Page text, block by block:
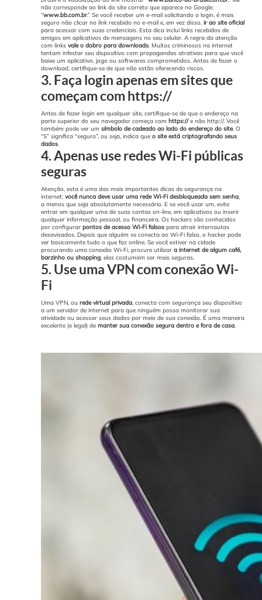
não corresponde ao link do site correto que aparece no Google:
“www.bb.com.br.” Se você receber um e-mail solicitando o login, é mais
seguro não clicar no link recebido no e-mail e, em vez disso, ir ao site oficial
para acessar com suas credenciais. Esta dica inclui links recebidos de
amigos em aplicativos de mensagens no seu celular. A regra da atenção
com links vale o dobro para downloads. Muitos criminosos na internet
tentam infestar seu dispositivo com propagandas atrativas para que você
baixe um aplicativo, jogo ou softwares comprometidos. Antes de fazer o
download, certifique-se de que não estão oferecendo riscos.
3. Faça login apenas em sites que
começam com https://
Antes de fazer login em qualquer site, certifique-se de que o endereço na
parte superior do seu navegador começa com https://e não http://. Você
também pode ver um símbolo de cadeado ao lado do endereço do site. O
“S” significa “seguro”, ou seja, indica que o site está criptografando seus
dados.
4. Apenas use redes Wi-Fi públicas
seguras
Atenção, esta é uma das mais importantes dicas de segurança na
internet: você nunca deve usar uma rede Wi-Fi desbloqueada sem senha,
a menos que seja absolutamente necessário. E se você usar um, evite
entrar em qualquer uma de suas contas on-line, em aplicativos ou inserir
qualquer informação pessoal, ou financeira. Os hackers são conhecidos
por configurar pontos de acesso Wi-Fi falsos para atrair internautas
desavisados. Depois que alguém se conecta ao Wi-Fi falso, o hacker pode
ver basicamente tudo o que faz online. Se você estiver na cidade
procurando uma conexão Wi-Fi, procure utilizar a internet de algum café,
barzinho ou shopping, elas costumam ser mais seguras.
5. Use uma VPN com conexão Wi-
Fi
Uma VPN, ou rede virtual privada, conecta com segurança seu dispositivo
a um servidor de internet para que ninguém possa monitorar sua
atividade ou acessar seus dados por meio de sua conexão. É uma maneira
excelente (e legal) de manter sua conexão segura dentro e fora de casa.